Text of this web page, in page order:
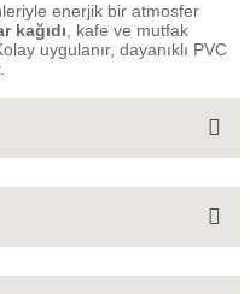
enerjik bir atmosfer
kağıdı , kafe ve mutfak
uygulanır, dayanıklı PVC